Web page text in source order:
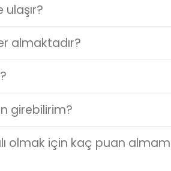
almaktadır?
girebilirim?
olmak için kaç puan almam